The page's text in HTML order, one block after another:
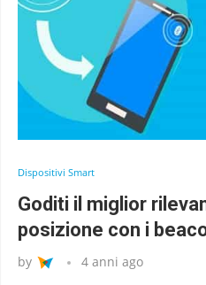
Dispositivi Smart
Goditi il miglior
posizione con i
by 4 anni ago